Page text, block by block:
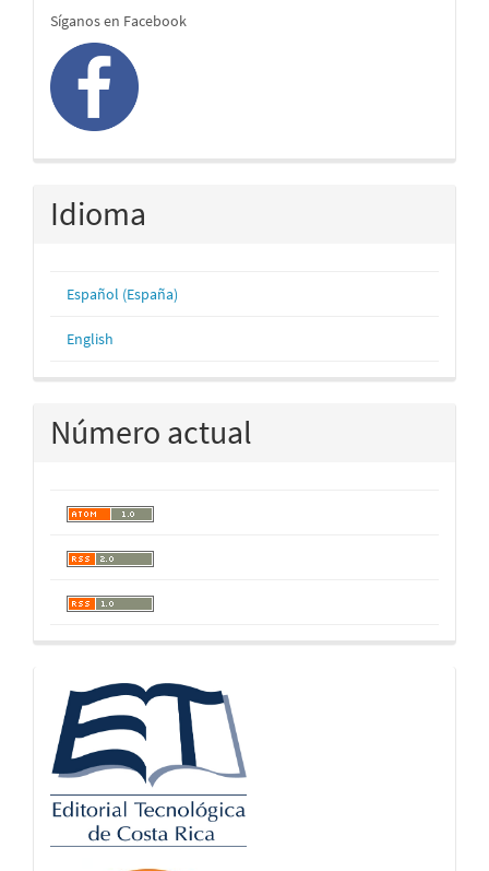
redes
Síganos en Facebook
Idioma
Español (España)
English
Número actual
logos